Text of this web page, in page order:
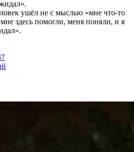
ушёл не с мыслью «мне что-то
здесь помогли, меня поняли, и я